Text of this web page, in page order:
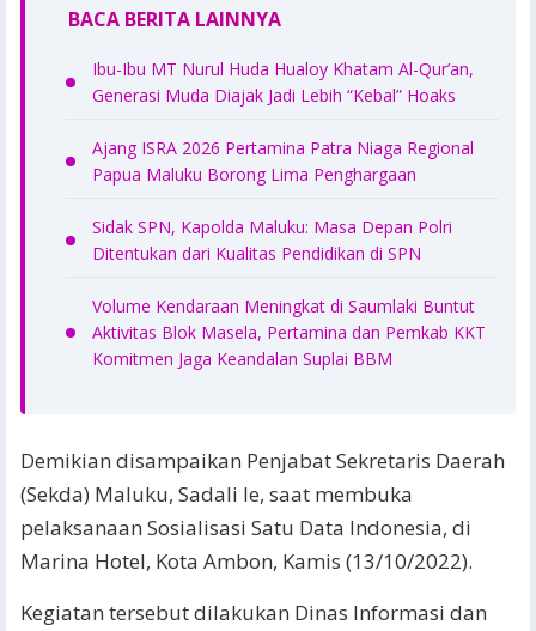
BACA BERITA LAINNYA
Ibu-Ibu MT Nurul Huda Hualoy Khatam Al-Qur’an,
Generasi Muda Diajak Jadi Lebih “Kebal” Hoaks
Ajang ISRA 2026 Pertamina Patra Niaga Regional
Papua Maluku Borong Lima Penghargaan
Sidak SPN, Kapolda Maluku: Masa Depan Polri
Ditentukan dari Kualitas Pendidikan di SPN
Volume Kendaraan Meningkat di Saumlaki Buntut
Aktivitas Blok Masela, Pertamina dan Pemkab KKT
Komitmen Jaga Keandalan Suplai BBM
Demikian disampaikan Penjabat Sekretaris Daerah
(Sekda) Maluku, Sadali Ie, saat membuka
pelaksanaan Sosialisasi Satu Data Indonesia, di
Marina Hotel, Kota Ambon, Kamis (13/10/2022).
Kegiatan tersebut dilakukan Dinas Informasi dan